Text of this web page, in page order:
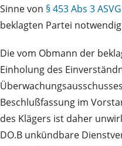
Sinne von § 453 Abs 3 ASVG
beklagten Partei
Die vom Obmann der
Einholung des
Beschlußfassung im
des Klägers ist daher
DO.B unkündbare